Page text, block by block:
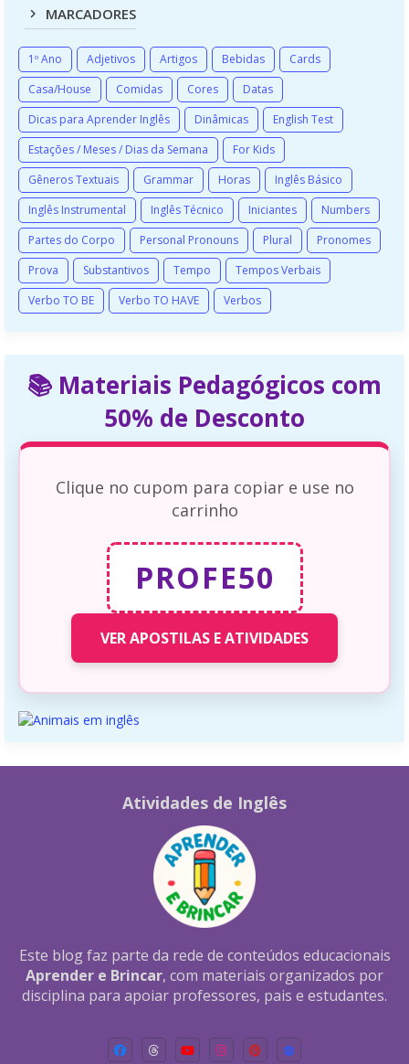
MARCADORES
1º Ano Adjetivos Artigos Bebidas
Cards
Casa/House
Comidas Cores
Datas
Dicas para Aprender Inglês
Dinâmicas
English Test
Estações / Meses / Dias da Semana
For Kids
Gêneros Textuais
Grammar Horas
Inglês Básico
Inglês Instrumental
Inglês Técnico Iniciantes
Numbers
Partes do Corpo
Personal Pronouns Plural
Pronomes
Prova
Substantivos Tempo
Tempos Verbais
Verbo TO BE
Verbo TO HAVE Verbos
📚 Materiais Pedagógicos com
50% de Desconto
Clique no cupom para copiar e use no
carrinho
PROFE50
VER APOSTILAS E ATIVIDADES
Atividades de Inglês
Este blog faz parte da rede de conteúdos educacionais
Aprender e Brincar, com materiais organizados por
disciplina para apoiar professores, pais e estudantes.